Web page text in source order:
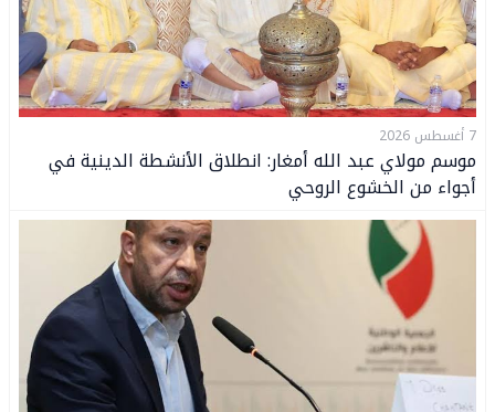
7 أغسطس 2026
موسم مولاي عبد الله أمغار: انطلاق الأنشطة الدينية في
أجواء من الخشوع الروحي